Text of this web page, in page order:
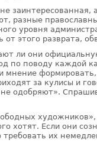
заинтересованная,
разные
уровня
этого разврата,
ли они
по поводу каждой
мнение
за кулисы и
одобряют».
художников»,
хотят. Если они
их